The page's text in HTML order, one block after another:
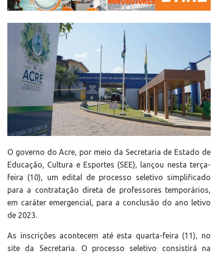
O governo do Acre, por meio da Secretaria de Estado de
Educação, Cultura e Esportes (SEE), lançou nesta terça-
feira (10), um edital de processo seletivo simplificado
para a contratação direta de professores temporários,
em caráter emergencial, para a conclusão do ano letivo
de 2023.
As inscrições acontecem até esta quarta-feira (11), no
site da Secretaria. O processo seletivo consistirá na